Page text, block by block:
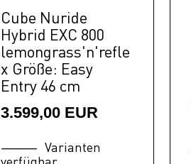
Cube Nuride
Hybrid EXC 800
lemongrass'n'refle
x Größe: Easy
Entry 46 cm
3.599,00 EUR
Varianten